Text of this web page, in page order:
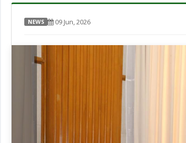
NEWS 09 Jun, 2026